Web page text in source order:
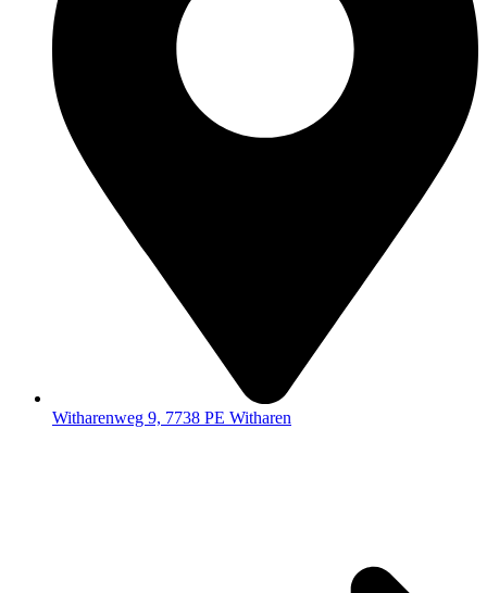
Witharenweg 9, 7738 PE Witharen